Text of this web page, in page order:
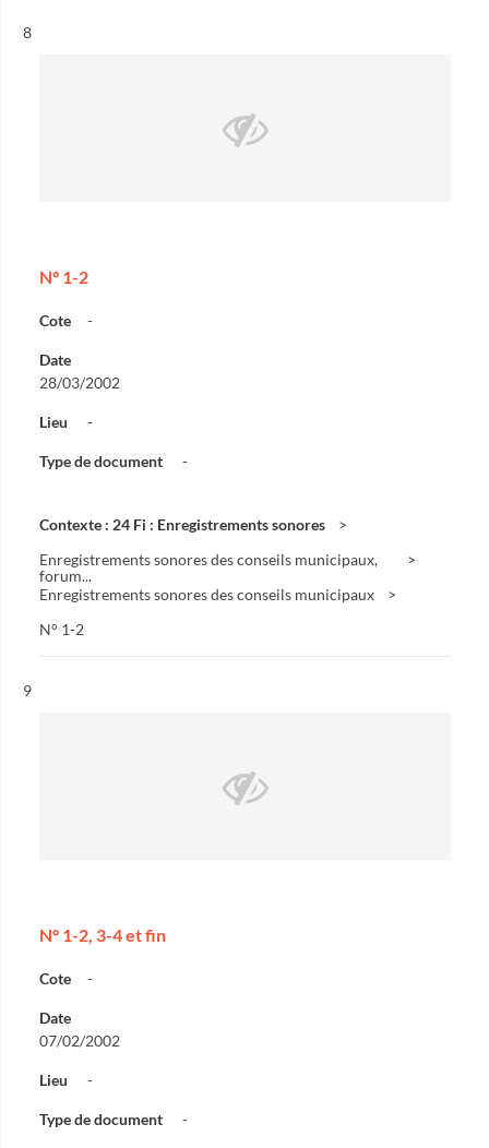
Résultat n°
8
N° 1-2
Cote -
Date
28/03/2002
Lieu -
Type de document -
Contexte : 24 Fi : Enregistrements sonores
Enregistrements sonores des conseils municipaux,
forum...
Enregistrements sonores des conseils municipaux
N° 1-2
Résultat n°
9
N° 1-2, 3-4 et fin
Cote -
Date
07/02/2002
Lieu -
Type de document -